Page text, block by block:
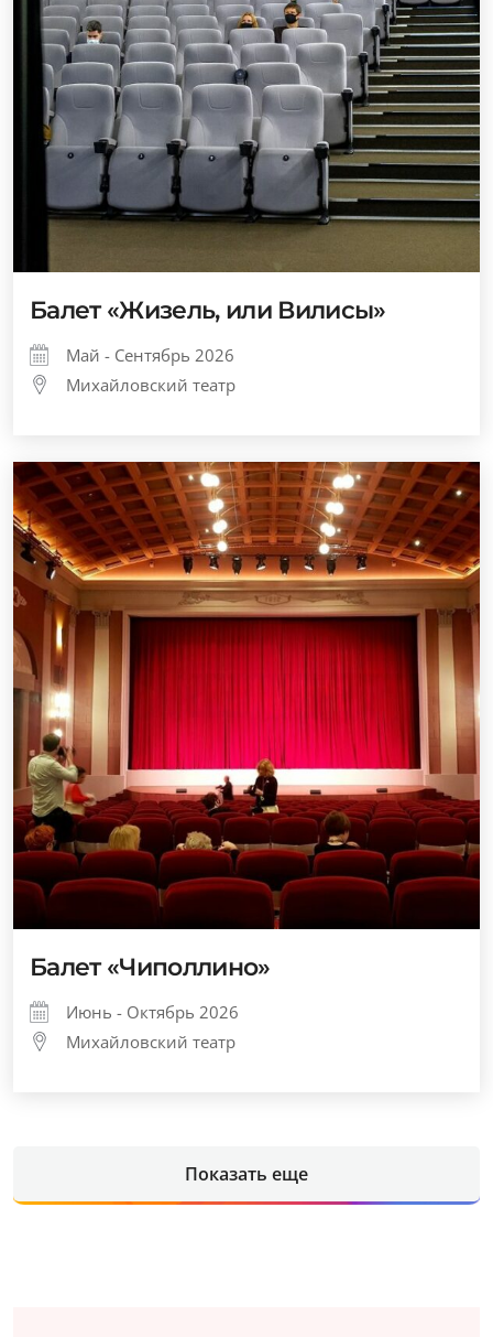
Балет «Жизель, или Вилисы»
Май - Сентябрь 2026
Михайловский театр
Балет «Чиполлино»
Июнь - Октябрь 2026
Михайловский театр
Показать еще